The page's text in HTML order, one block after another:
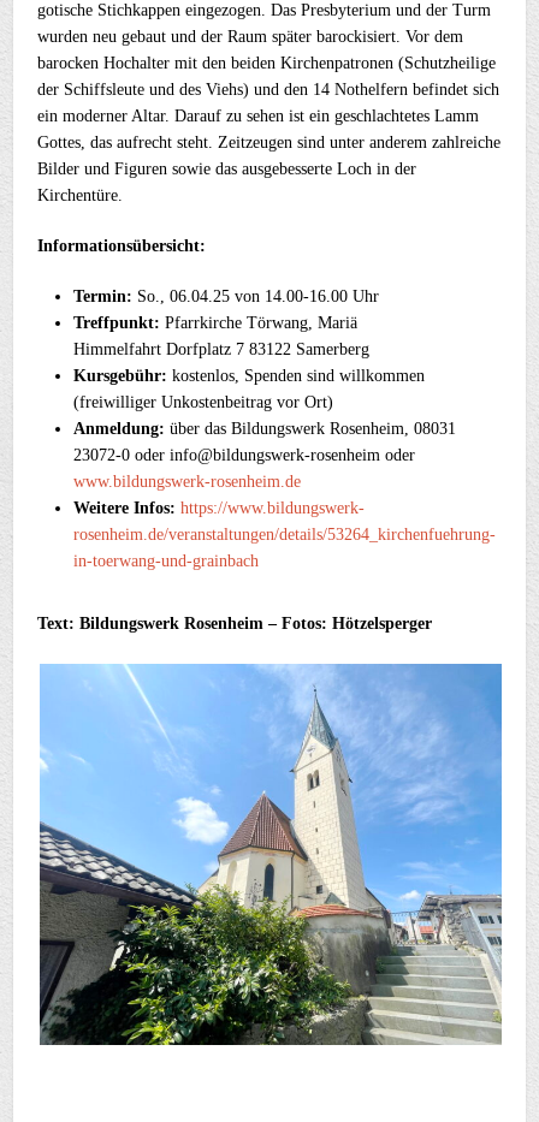
gotische Stichkappen eingezogen. Das Presbyterium und der Turm
wurden neu gebaut und der Raum später barockisiert. Vor dem
barocken Hochalter mit den beiden Kirchenpatronen (Schutzheilige
der Schiffsleute und des Viehs) und den 14 Nothelfern befindet sich
ein moderner Altar. Darauf zu sehen ist ein geschlachtetes Lamm
Gottes, das aufrecht steht. Zeitzeugen sind unter anderem zahlreiche
Bilder und Figuren sowie das ausgebesserte Loch in der
Kirchentüre.
Informationsübersicht:
Termin: So., 06.04.25 von 14.00-16.00 Uhr
Treffpunkt:Pfarrkirche Törwang, Mariä
Himmelfahrt Dorfplatz 7 83122 Samerberg
Kursgebühr: kostenlos, Spenden sind willkommen
(freiwilliger Unkostenbeitrag vor Ort)
Anmeldung: über das Bildungswerk Rosenheim, 08031
23072-0 oder info@bildungswerk-rosenheim oder
www.bildungswerk-rosenheim.de
Weitere Infos:https://www.bildungswerk-
rosenheim.de/veranstaltungen/details/53264_kirchenfuehrung-
in-toerwang-und-grainbach
Text: Bildungswerk Rosenheim – Fotos: Hötzelsperger